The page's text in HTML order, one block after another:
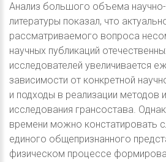
Анализ большого объема научно-
литературы показал, что
рассматриваемого вопроса
научных публикаций
исследователей увеличивается
зависимости от конкретной
и подходы в реализации методов
исследования грансостава.
времени можно констатировать
единого общепризнанного
физическом процессе